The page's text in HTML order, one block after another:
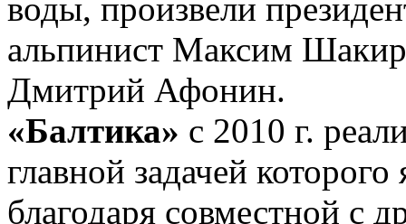
воды, произвели
альпинист Максим
Дмитрий Афонин.
«Балтика» с 2010 г.
главной задачей
благодаря совместной с